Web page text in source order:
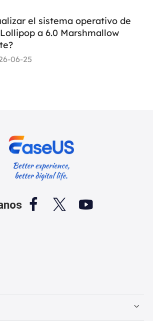
el sistema operativo de
a 6.0 Marshmallow
06-25
  